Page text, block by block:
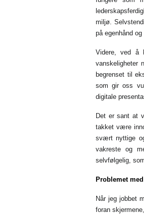
miljø.
på egenhånd
Videre, ved å
vanskeligheter
begrenset til
som gir oss
digitale
Det er sant at
takket være
svært nyttige
vakreste og
selvfølgelig,
Problemet
Når jeg jobbet
foran